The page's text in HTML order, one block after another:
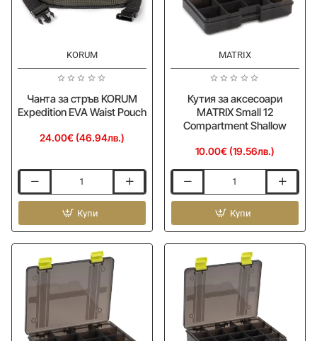
KORUM
Чанта за стръв KORUM
Expedition EVA Waist Pouch
24.00€ (46.94лв.)
за
KORUM
Expedition
Waist
Pouch
Купи
MATRIX
Кутия за аксесоари
MATRIX Small 12
Compartment Shallow
10.00€ (19.56лв.)
за
аксесоари
MATRIX
Small
Compartment
Shallow
Купи